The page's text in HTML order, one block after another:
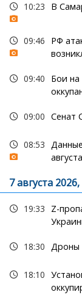
10:23 В
09:46
РФ
09:40
Бои
09:00 Сенат
08:53
августа
7 августа
19:33
Z-
18:30 Дроны
18:10